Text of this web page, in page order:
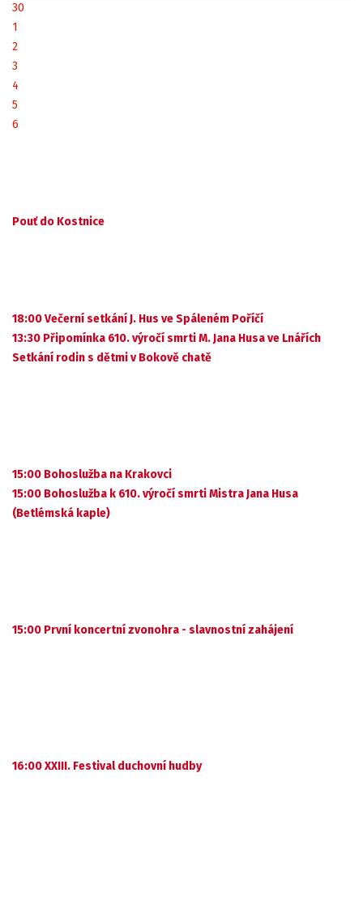
30
1
2
3
4
5
6
Pouť do Kostnice
18:00 Večerní setkání J. Hus ve Spáleném Poříčí
13:30 Připomínka 610. výročí smrti M. Jana Husa ve Lnářích
Setkání rodin s dětmi v Bokově chatě
15:00 Bohoslužba na Krakovci
15:00 Bohoslužba k 610. výročí smrti Mistra Jana Husa
(Betlémská kaple)
15:00 První koncertní zvonohra - slavnostní zahájení
16:00 XXIII. Festival duchovní hudby